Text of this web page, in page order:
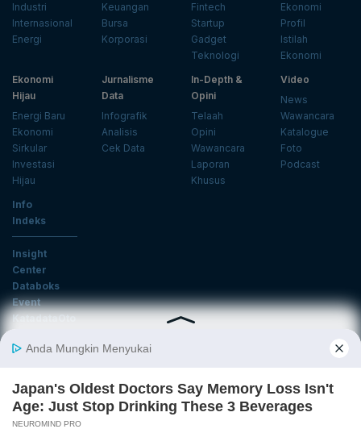
Industri
Internasional
Energi
Keuangan
Bursa
Korporasi
Fintech
Startup
Gadget
Teknologi
Ekonomi
Profil
Istilah
Ekonomi
Ekonomi
Hijau
Energi Baru
Ekonomi
Sirkular
Investasi
Hijau
Jurnalisme
Data
Infografik
Analisis
Cek Data
In-Depth &
Opini
Telaah
Opini
Wawancara
Laporan
Khusus
Video
News
Wawancara
Katalogue
Foto
Podcast
Info
Indeks
Insight
Center
Databoks
Event
KatadataOto
Email
Daftar